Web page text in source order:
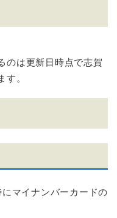
のは更新日時点で志賀
す。
マイナンバーカードの